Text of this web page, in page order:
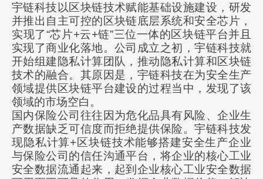
宇链科技以区块链技术赋能基础设施建设，研发
并推出自主可控的区块链底层系统和安全芯片，
实现了“芯片+云+链”三位一体的区块链平台并且
实现了商业化落地。公司成立之初，宇链科技就
开始组建隐私计算团队，推动隐私计算和区块链
技术的融合。其原因是，宇链科技在为安全生产
领域提供区块链平台建设的过程当中，发现了该
领域的市场空白。
国内保险公司往往因为危化品具有风险、企业生
产数据缺乏可信度而拒绝提供保险。宇链科技发
现隐私计算+区块链技术能够搭建安全生产企业
与保险公司的信任沟通平台，将企业的核心工业
安全数据流通起来，起到企业核心工业安全数据